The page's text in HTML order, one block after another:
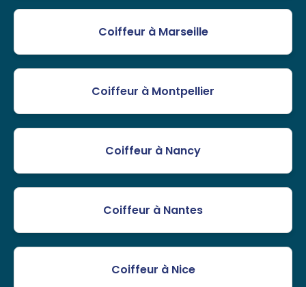
Coiffeur à Marseille
Coiffeur à Montpellier
Coiffeur à Nancy
Coiffeur à Nantes
Coiffeur à Nice